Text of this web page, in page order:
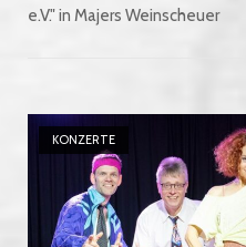
e.V." in Majers Weinscheuer
KONZERTE
Open post